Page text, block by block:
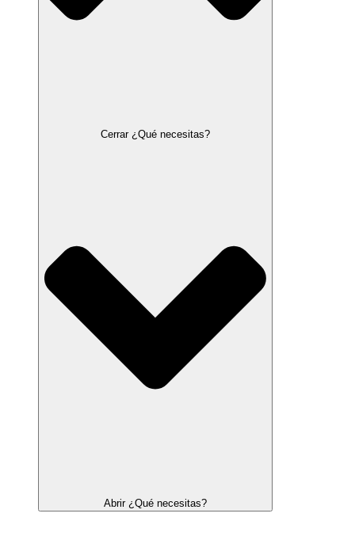
Cerrar ¿Qué necesitas?
Abrir ¿Qué necesitas?